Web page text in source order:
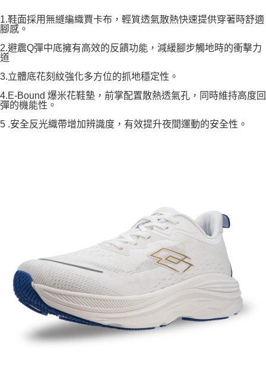
1.鞋面採用無縫編織賈卡布，輕質透氣散熱快速提供穿著時舒適
腳感。
2.避震Q彈中底擁有高效的反饋功能，減緩腳步觸地時的衝擊力
道
3.立體底花刻紋強化多方位的抓地穩定性。
4.E-Bound 爆米花鞋墊，前掌配置散熱透氣孔，同時維持高度回
彈的機能性。
5 .安全反光織帶增加辨識度，有效提升夜間運動的安全性。